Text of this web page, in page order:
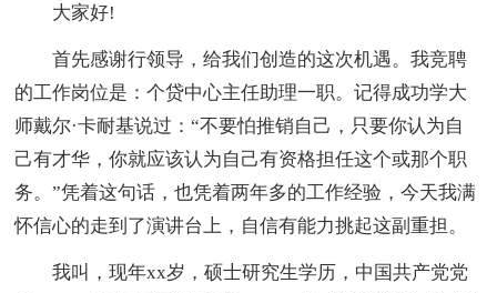
大家好!
首先感谢行领导，给我们创造的这次机遇。我竞聘
的工作岗位是：个贷中心主任助理一职。记得成功学大
师戴尔·卡耐基说过：“不要怕推销自己，只要你认为自
己有才华，你就应该认为自己有资格担任这个或那个职
务。”凭着这句话，也凭着两年多的工作经验，今天我满
怀信心的走到了演讲台上，自信有能力挑起这副重担。
我叫，现年xx岁，硕士研究生学历，中国共产党党